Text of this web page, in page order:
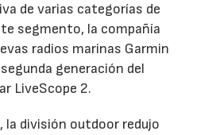
de varias categorías de
segmento, la compañía
radios marinas Garmin
generación del
LiveScope 2.
la división outdoor redujo